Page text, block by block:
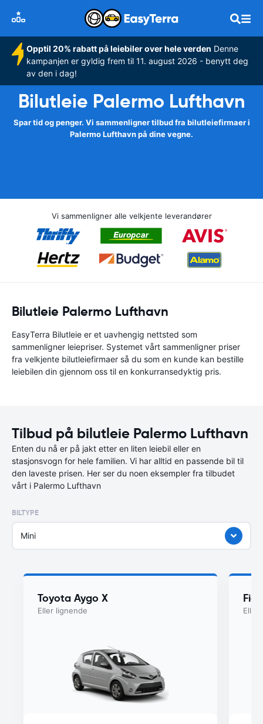
Opptil 20% rabatt på leiebiler over hele verden Denne
kampanjen er gyldig frem til 11. august 2026 - benytt deg
av den i dag!
Bilutleie Palermo Lufthavn
Spar tid og penger. Vi sammenligner tilbud fra bilutleiefirmaer i
Palermo Lufthavn på dine vegne.
Vi sammenligner alle velkjente leverandører
Bilutleie Palermo Lufthavn
EasyTerra Bilutleie er et uavhengig nettsted som
sammenligner leiepriser. Systemet vårt sammenligner priser
fra velkjente bilutleiefirmaer så du som en kunde kan bestille
leiebilen din gjennom oss til en konkurransedyktig pris.
Tilbud på bilutleie Palermo Lufthavn
Enten du nå er på jakt etter en liten leiebil eller en
stasjonsvogn for hele familien. Vi har alltid en passende bil til
den laveste prisen. Her ser du noen eksempler fra tilbudet
vårt i Palermo Lufthavn
BILTYPE
Mini
Toyota Aygo X
Eller lignende Eller